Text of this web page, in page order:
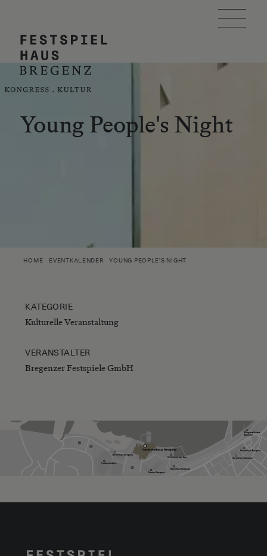
FESTSPIELHAUS
Young People's Night
HOME EVENTKALENDER YOUNG PEOPLE'S NIGHT
KATEGORIE
Kulturelle Veranstaltung
VERANSTALTER
Bregenzer Festspiele GmbH